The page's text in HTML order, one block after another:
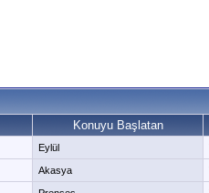
Konuyu Başlatan
Eylül
Akasya